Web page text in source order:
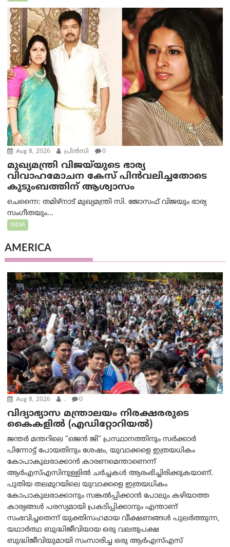
Aug 8, 2026 പ്രിന്‍സി 0
മുഖ്യമന്ത്രി വിജയ്‌യുടെ ഭാര്യ
വിവാഹമോചന കേസ് പിൻവലിച്ചതോടെ
കുടുംബത്തിന് ആശ്വാസം
ചെന്നൈ: തമിഴ്‌നാട് മുഖ്യമന്ത്രി സി. ജോസഫ് വിജയും ഭാര്യ
സംഗീതയും...
INDIA
AMERICA
Aug 8, 2026 . 0
വിദ്യാഭ്യാസ മന്ത്രാലയം നിരക്ഷരരുടെ
കൈകളിൽ (എഡിറ്റോറിയല്‍)
ജന്തർ മന്തറിലെ “ജെൻ ജി” പ്രസ്ഥാനത്തിനും സർക്കാർ
പിന്നോട്ട് പോയതിനും ശേഷം, യുവാക്കളെ ഇത്രയധികം
കോപാകുലരാക്കാൻ കാരണമെന്താണെന്ന്
ആർ‌എസ്‌എസിനുള്ളിൽ ചർച്ചകൾ ആരംഭിച്ചിരിക്കുകയാണ്.
പുതിയ തലമുറയിലെ യുവാക്കളെ ഇത്രയധികം
കോപാകുലരാക്കാനും സങ്കൽപ്പിക്കാൻ പോലും കഴിയാത്ത
കാര്യങ്ങൾ പരസ്യമായി പ്രകടിപ്പിക്കാനും എന്താണ്
സംഭവിച്ചതെന്ന് യുക്തിസഹമായ വീക്ഷണങ്ങൾ പുലർത്തുന്ന,
യഥാർത്ഥ ബുദ്ധിജീവിയായ ഒരു വലതുപക്ഷ
ബുദ്ധിജീവിയുമായി സംസാരിച്ച ഒരു ആർ‌എസ്‌എസ്